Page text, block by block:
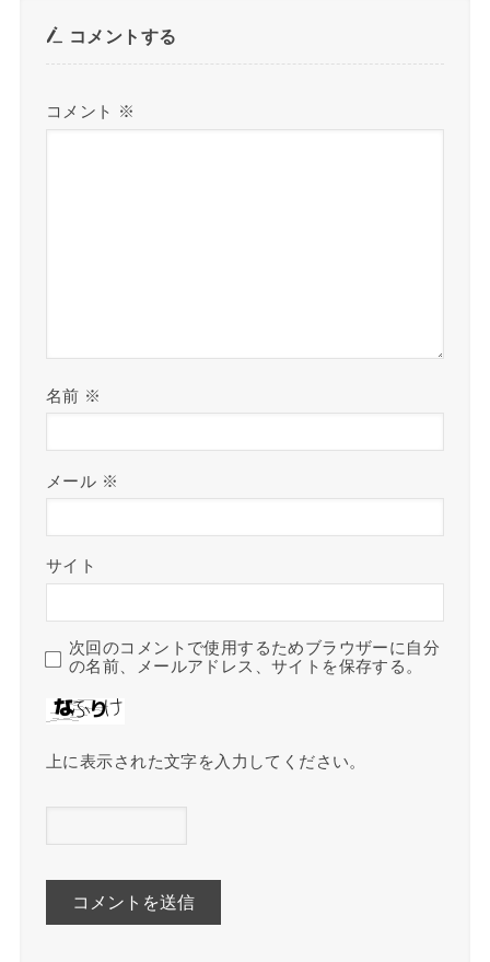
コメントする
コメント ※
名前 ※
メール ※
サイト
次回のコメントで使用するためブラウザーに自分
の名前、メールアドレス、サイトを保存する。
上に表示された文字を入力してください。